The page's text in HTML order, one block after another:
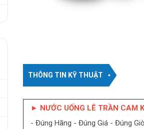
THÔNG TIN KỸ THUẬT
► NƯỚC UỐNG LÊ TRẦN CAM
- Đúng Hãng - Đúng Giá - Đúng